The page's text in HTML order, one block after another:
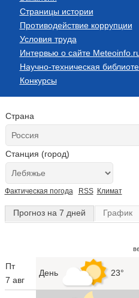
Страницы истории
Противодействие коррупции
Условия труда
Интервью о сайте
Научно-техническая
Конкурсы
Страна
Станция (город)
Фактическая погода RSS Климат
Прогноз на 7 дней График
Пт
7 авг
День 23°